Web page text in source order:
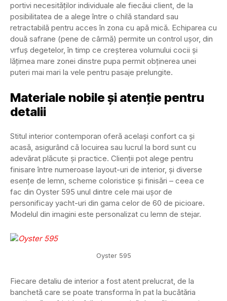
portivi necesităților individuale ale fiecăui client, de la
posibilitatea de a alege între o chilă standard sau
retractabilă pentru acces în zona cu apă mică. Echiparea cu
două safrane (pene de cârmă) permite un control ușor, din
vrfuș degetelor, în timp ce creșterea volumului cocii și
lățimea mare zonei dinstre pupa permit obținerea unei
puteri mai mari la vele pentru pasaje prelungite.
Materiale nobile și atenție pentru
detalii
Stitul interior contemporan oferă același confort ca și
acasă, asigurând că locuirea sau lucrul la bord sunt cu
adevărat plăcute și practice. Clienții pot alege pentru
finisare între numeroase layout-uri de interior, și diverse
esențe de lemn, scheme coloristice și finisări – ceea ce
fac din Oyster 595 unul dintre cele mai ușor de
personificay yacht-uri din gama celor de 60 de picioare.
Modelul din imagini este personalizat cu lemn de stejar.
Oyster 595
Fiecare detaliu de interior a fost atent prelucrat, de la
banchetă care se poate transforma în pat la bucătăria